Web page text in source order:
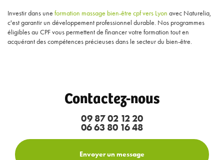
Investir dans une formation massage bien-être cpf vers Lyon avec Naturelia,
c'est garantir un développement professionnel durable. Nos programmes
éligibles au CPF vous permettent de financer votre formation tout en
acquérant des compétences précieuses dans le secteur du bien-être.
Contactez-nous
09 87 02 12 20
06 63 80 16 48
Envoyer un message